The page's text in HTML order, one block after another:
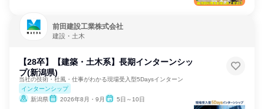
前田建設工業株式会社
建設・土木
【28卒】【建築・土木系】長期インターンシッ
プ(新潟県)
当社の技術・社風・仕事がわかる現場受入型5Daysインターン
インターンシップ
新潟県
2026年8月・9月 5日～10日